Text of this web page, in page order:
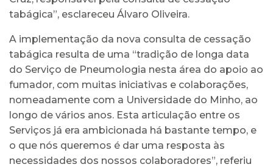
tabágica”, esclareceu Álvaro Oliveira.
A implementação da nova consulta de cessação
tabágica resulta de uma “tradição de longa data
do Serviço de Pneumologia nesta área do apoio ao
fumador, com muitas iniciativas e colaborações,
nomeadamente com a Universidade do Minho, ao
longo de vários anos. Esta articulação entre os
Serviços já era ambicionada há bastante tempo, e
o que nós queremos é dar uma resposta às
necessidades dos nossos colaboradores”, referiu